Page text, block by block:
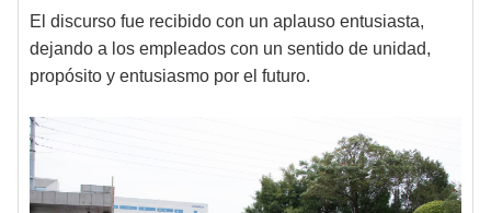
El discurso fue recibido con un aplauso entusiasta,
dejando a los empleados con un sentido de unidad,
propósito y entusiasmo por el futuro.